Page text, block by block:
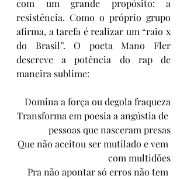
com um grande propósito: a
resistência. Como o próprio grupo
afirma, a tarefa é realizar um “raio x
do Brasil”. O poeta Mano Fler
descreve a potência do rap de
maneira sublime:
Domina a força ou degola fraqueza
Transforma em poesia a angústia de
pessoas que nasceram presas
Que não aceitou ser mutilado e vem
com multidões
Pra não apontar só erros não tem